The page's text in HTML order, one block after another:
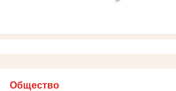
Общество